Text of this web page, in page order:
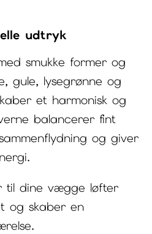
udtryk
smukke former og
gule, lysegrønne og
et harmonisk og
balancerer fint
og giver
til dine vægge løfter
og skaber en